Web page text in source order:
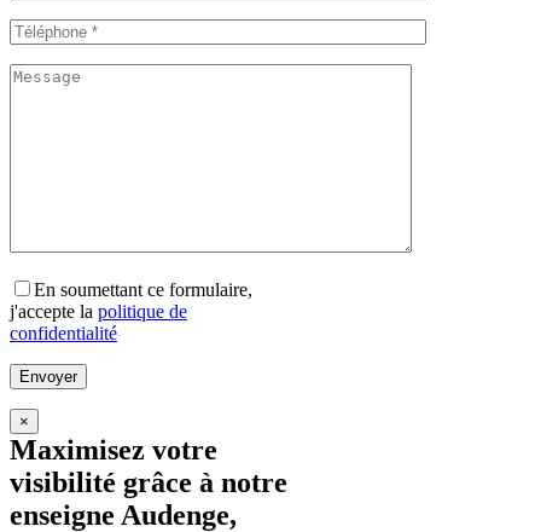
En soumettant ce formulaire,
j'accepte la politique de
confidentialité
×
Maximisez votre
visibilité grâce à notre
enseigne Audenge,